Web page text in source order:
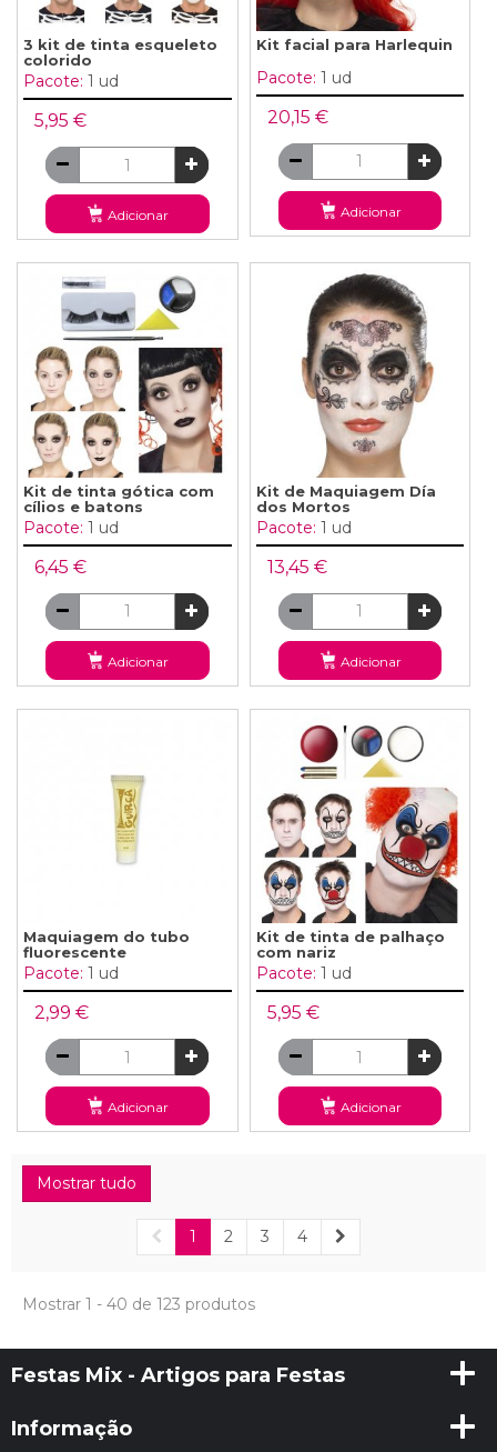
3 kit de tinta esqueleto
colorido
Pacote: 1 ud
5,95 €
Adicionar
Kit facial para Harlequin
Pacote: 1 ud
20,15 €
Adicionar
Kit de tinta gótica com
cílios e batons
Pacote: 1 ud
6,45 €
Adicionar
Kit de Maquiagem Día
dos Mortos
Pacote: 1 ud
13,45 €
Adicionar
Maquiagem do tubo
fluorescente
Pacote: 1 ud
2,99 €
Adicionar
Kit de tinta de palhaço
com nariz
Pacote: 1 ud
5,95 €
Adicionar
Mostrar tudo
1 2 3 4
Mostrar 1 - 40 de 123 produtos
Festas Mix - Artigos para Festas
Informação